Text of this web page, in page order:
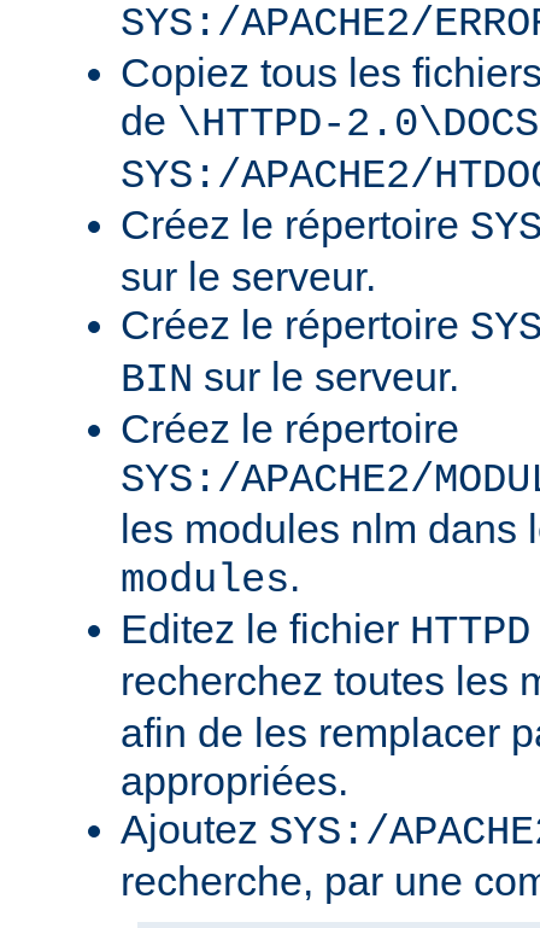
SYS:/APACHE2/
Copiez tous les
de \HTTPD-
SYS:/APACHE2/
Créez le répertoire
sur le serveur.
Créez le répertoire
BIN sur le serveur.
Créez le répertoire
SYS:/APACHE2/
les modules nlm dans
modules.
Editez le fichier
recherchez toutes les
afin de les remplacer
appropriées.
Ajoutez SYS:/
recherche, par une